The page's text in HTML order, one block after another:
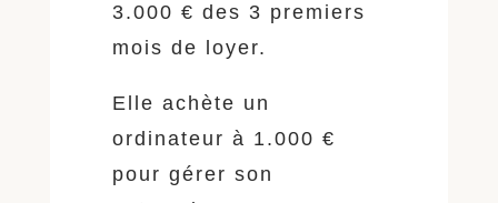
3.000 € des 3 premiers
mois de loyer.
Elle achète un
ordinateur à 1.000 €
pour gérer son